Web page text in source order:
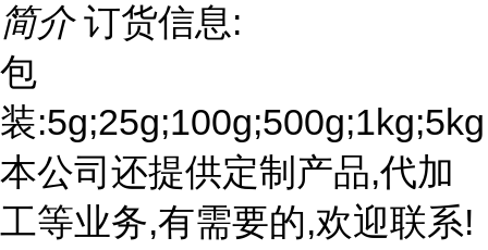
简介 订货信息:
包
装:5g;25g;100g;500g;1kg;5kg
本公司还提供定制产品,代加
工等业务,有需要的,欢迎联系!